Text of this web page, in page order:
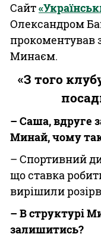
Сайт
Олександром
прокоментував
Минаєм.
«З того
– Cаша, вдруге
Минай, чому
– Спортивний
що ставка
вирішили
– В структурі
залишитись?